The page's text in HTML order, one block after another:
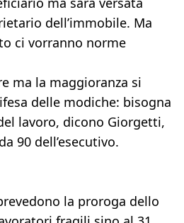
dell’immobile. Ma
ci vorranno norme
ma la maggioranza si
delle modiche: bisogna
lavoro, dicono Giorgetti,
90 dell’esecutivo.
la proroga dello